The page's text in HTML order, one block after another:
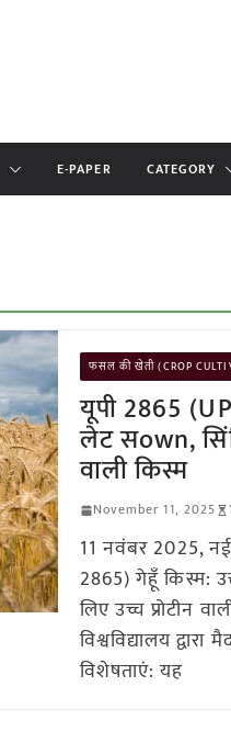
E-PAPER CATEGORY
फसल की खेती (CROP
यूपी 2865
लेट सown,
वाली किस्म
November 11, 2025
11 नवंबर 2025,
2865) गेहूँ किस्म:
लिए उच्च प्रोटीन
विश्वविद्यालय
विशेषताएं: यह